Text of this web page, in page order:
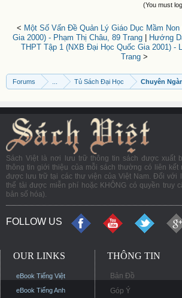
(You must
< Một Số Vấn Đề Quản Lý Giáo Dục Mầm
Gia 2000) - Phạm Thị Châu, 89 Trang
Hướng
THPT Tập 1 (NXB Đại Học Quốc Gia 2001) -
Trang>
Forums Tủ Sách Đại Học Chuyên
Sách Việt là nơi lưu trữ thông tin sách được xuất
thông tin giới thiệu của mỗi sách thường có liên kết
được lưu trữ tại các thư viện của Việt Nam. Đối với
thể tải được miễn phí hoặc KHÔNG có quyền truy
bản số hóa).
FOLLOW US
OUR LINKS
eBook Tiếng Việt
eBook Tiếng Anh
THÔNG TIN
Bản Đồ
Góp Ý